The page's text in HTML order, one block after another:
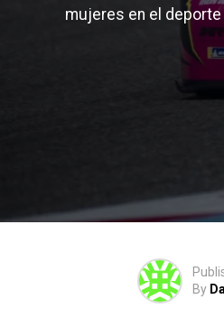
mujeres en el
By